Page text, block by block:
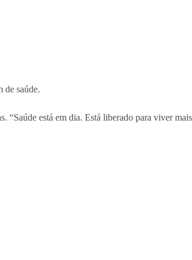
de saúde.
“Saúde está em dia. Está liberado para viver